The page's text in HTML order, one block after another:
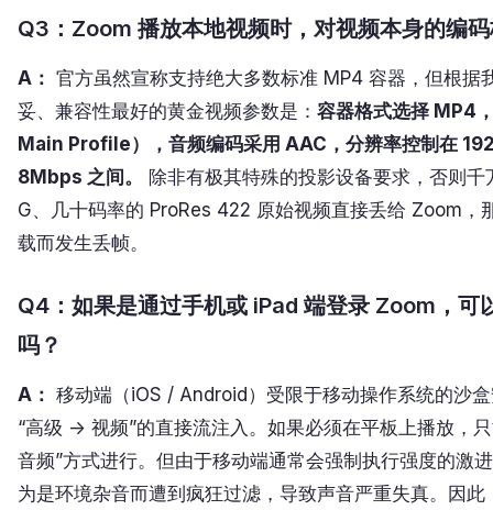
Q3：Zoom 播放本地视频时，对视频本身的编
A： 官方虽然宣称支持绝大多数标准 MP4 容器，但根据
妥、兼容性最好的黄金视频参数是： 容器格式选择 MP4
Main Profile），音频编码采用 AAC，分辨率控制在
8Mbps 之间。
除非有极其特殊的投影设备要求，否则
G、几十码率的 ProRes 422 原始视频直接丢给 Zoom，
载而发生丢帧。
Q4：如果是通过手机或 iPad 端登录 Zoom，可
吗？
A： 移动端（iOS / Android）受限于移动操作系统的沙
“高级 -> 视频”的直接流注入。如果必须在平板上播放，
音频”方式进行。但由于移动端通常会强制执行强度的激
为是环境杂音而遭到疯狂过滤，导致声音严重失真。因